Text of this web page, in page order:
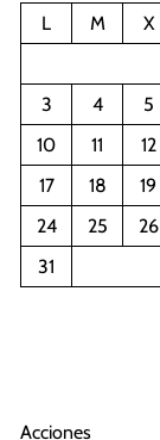
L
M X
3
4 5
10
11 12
17
18 19
24
25 26
31
Acciones